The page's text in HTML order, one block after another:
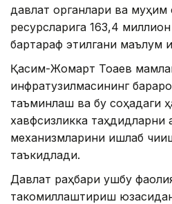
давлат органлари ва муҳим
ресурсларига 163,4
бартараф этилгани маълум
Қасим-Жомарт Тоқаев
инфратузилмасининг
таъминлаш ва бу соҳадаги
хавфсизликка таҳдидларни
механизмларини ишлаб
таъкидлади.
Давлат раҳбари ушбу
такомиллаштириш юзасидан